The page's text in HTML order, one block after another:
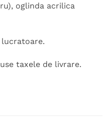
oglinda acrilica
taxele de livrare.